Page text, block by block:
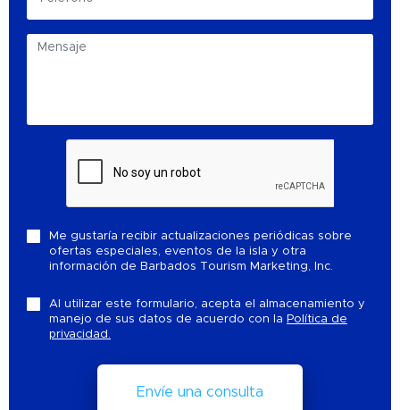
Me gustaría recibir actualizaciones periódicas sobre
ofertas especiales, eventos de la isla y otra
información de Barbados Tourism Marketing, Inc.
Al utilizar este formulario, acepta el almacenamiento y
manejo de sus datos de acuerdo con la Política de
privacidad.